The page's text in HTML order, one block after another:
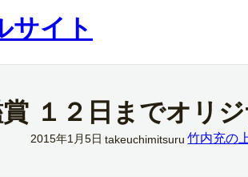
サイト
１２日までオリ
2015年1月5日 takeuchimitsuru 竹内充の